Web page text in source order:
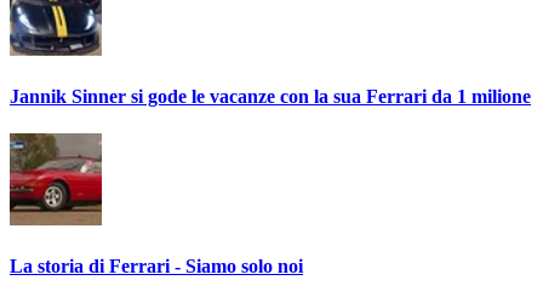
Jannik Sinner si gode le vacanze con la sua Ferrari da 1 milione
La storia di Ferrari - Siamo solo noi